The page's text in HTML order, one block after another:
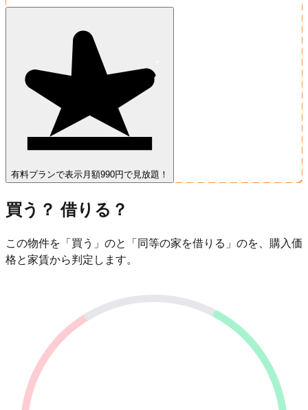
有料プランで表示 月額990円で見放題！
買う？ 借りる？
この物件を「買う」のと「同等の家を借りる」のを、購入価
格と家賃から判定します。